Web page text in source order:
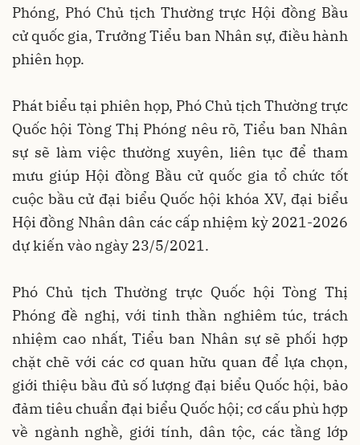
Phóng, Phó Chủ tịch Thường trực Hội đồng Bầu
cử quốc gia, Trưởng Tiểu ban Nhân sự, điều hành
phiên họp.
Phát biểu tại phiên họp, Phó Chủ tịch Thường trực
Quốc hội Tòng Thị Phóng nêu rõ, Tiểu ban Nhân
sự sẽ làm việc thường xuyên, liên tục để tham
mưu giúp Hội đồng Bầu cử quốc gia tổ chức tốt
cuộc bầu cử đại biểu Quốc hội khóa XV, đại biểu
Hội đồng Nhân dân các cấp nhiệm kỳ 2021-2026
dự kiến vào ngày 23/5/2021.
Phó Chủ tịch Thường trực Quốc hội Tòng Thị
Phóng đề nghị, với tinh thần nghiêm túc, trách
nhiệm cao nhất, Tiểu ban Nhân sự sẽ phối hợp
chặt chẽ với các cơ quan hữu quan để lựa chọn,
giới thiệu bầu đủ số lượng đại biểu Quốc hội, bảo
đảm tiêu chuẩn đại biểu Quốc hội; cơ cấu phù hợp
về ngành nghề, giới tính, dân tộc, các tầng lớp